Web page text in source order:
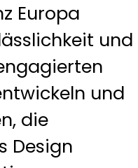
Europa
und
und
die
Design